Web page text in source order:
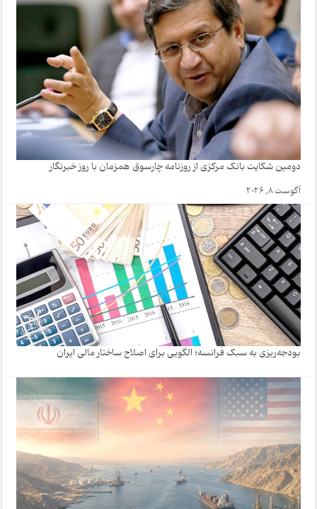
دومین شکایت بانک مرکزی از روزنامه چارسوق همزمان با روز خبرنگار
آگوست 8, 2026
بودجه‌ریزی به سبک فرانسه؛ الگویی برای اصلاح ساختار مالی ایران